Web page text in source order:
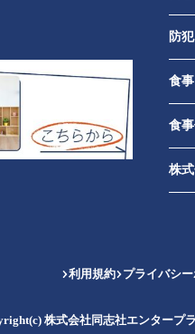
防
食
食
株
利用規約 プライバシ
株式会社同志社エンタープ